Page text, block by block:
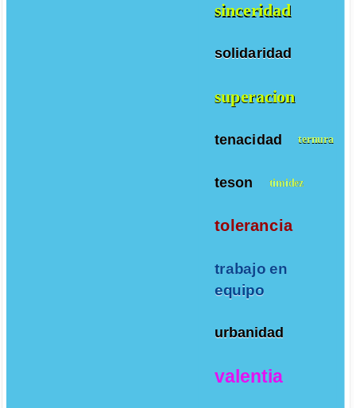
sinceridad
solidaridad
superacion
tenacidad ternura
teson timidez
tolerancia
trabajo en
equipo
urbanidad
valentia